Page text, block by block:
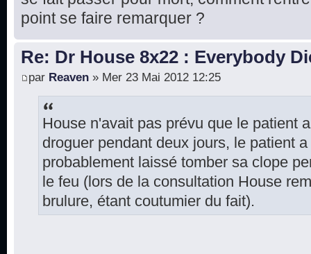
point se faire remarquer ?
Re: Dr House 8x22 : Everybody
par Reaven » Mer 23 Mai 2012 12:25
House n'avait pas prévu que le patient
droguer pendant deux jours, le patient
probablement laissé tomber sa clope
le feu (lors de la consultation House
brulure, étant coutumier du fait).